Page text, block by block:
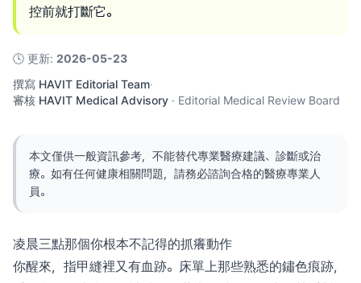
控前就打斷它。
🕓 更新: 2026-05-23
撰寫 HAVIT Editorial Team·
審核 HAVIT Medical Advisory · Editorial Medical Review Board
本文僅供一般資訊參考，不能替代專業醫療建議、診斷或治
療。如有任何健康相關問題，請務必諮詢合格的醫療專業人
員。
凌晨三點那個你根本不記得的抓癢動作
你醒來，指甲縫裡又有血跡。床單上那些熟悉的鏽色痕跡，